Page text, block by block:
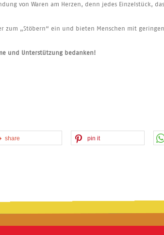
von Waren am Herzen, denn jedes Einzelstück,
zum „Stöbern“ ein und bieten Menschen mit
und Unterstützung bedanken!
share pin it